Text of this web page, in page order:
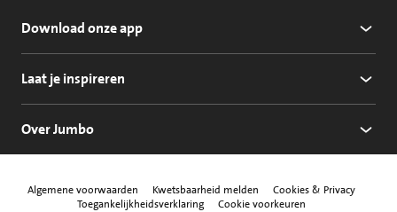
Download onze app
Laat je inspireren
Over Jumbo
Algemene voorwaarden Kwetsbaarheid melden
Cookies & Privacy
Toegankelijkheidsverklaring
Cookie voorkeuren